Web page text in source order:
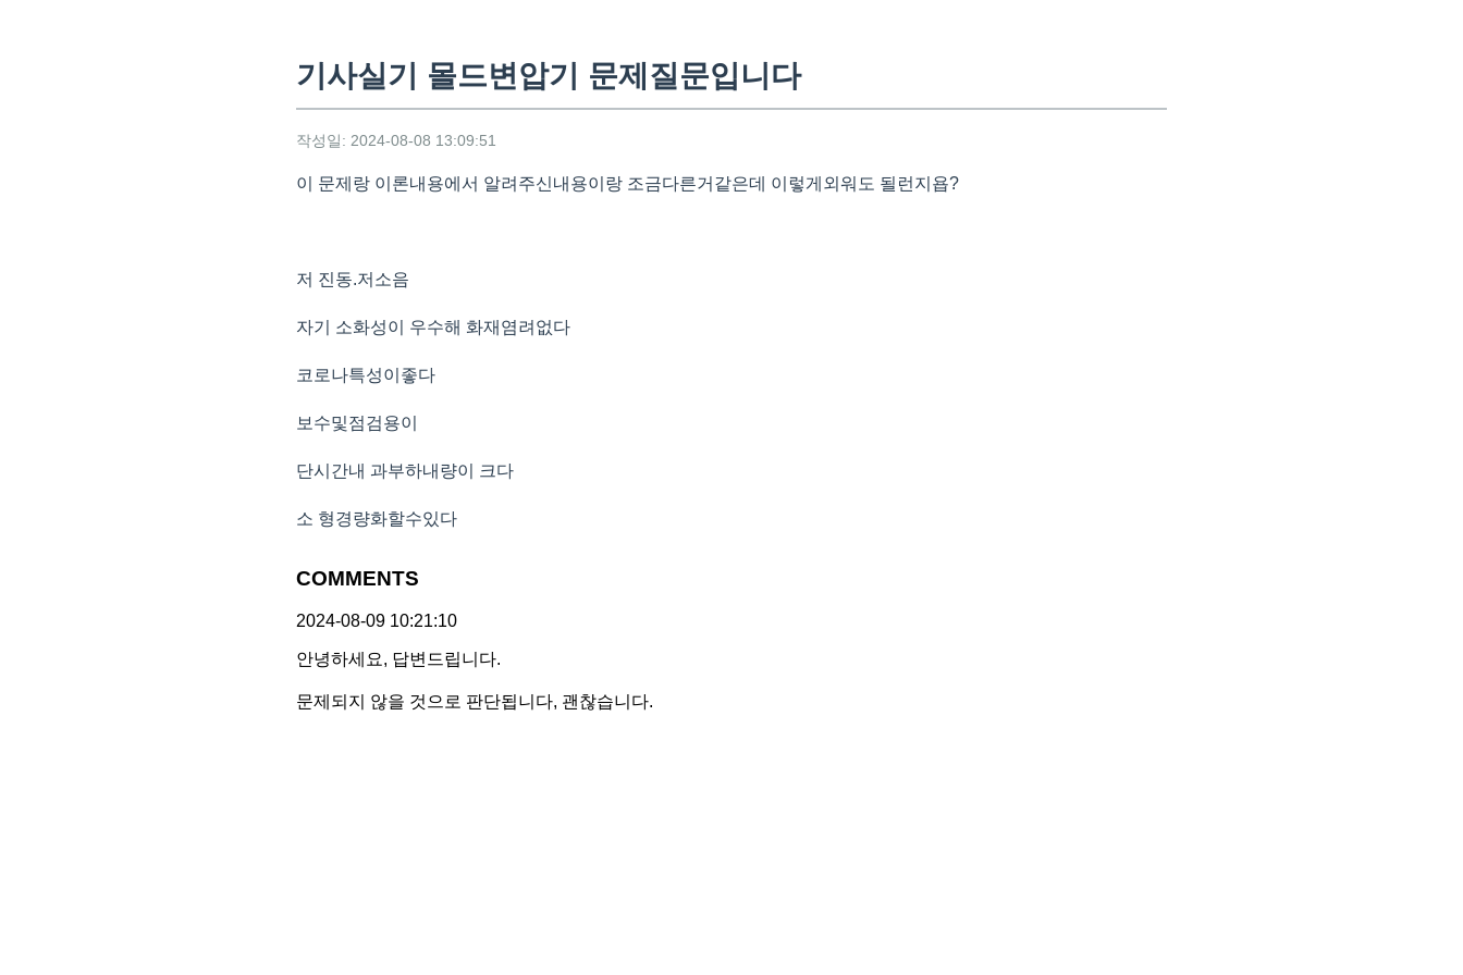
기사실기 몰드변압기 문제질문입니다
작성일: 2024-08-08 13:09:51
이 문제랑 이론내용에서 알려주신내용이랑 조금다른거같은데 이렇게외워도 될런지욥?
저 진동.저소음
자기 소화성이 우수해 화재염려없다
코로나특성이좋다
보수및점검용이
단시간내 과부하내량이 크다
소 형경량화할수있다
COMMENTS
2024-08-09 10:21:10
안녕하세요, 답변드립니다.
문제되지 않을 것으로 판단됩니다, 괜찮습니다.